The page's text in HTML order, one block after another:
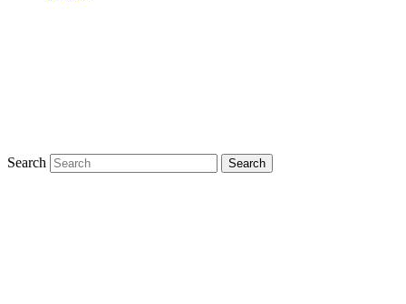
Search Search